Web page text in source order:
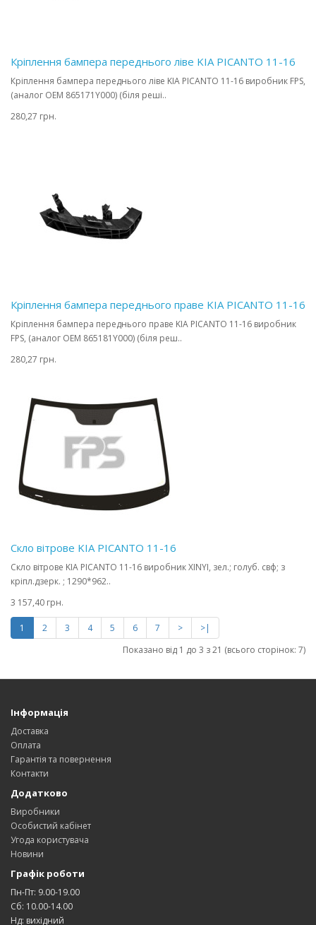
Кріплення бампера переднього ліве KIA PICANTO 11-16
Кріплення бампера переднього ліве KIA PICANTO 11-16 виробник FPS,
(аналог OEM 865171Y000) (біля реші..
280,27 грн.
Кріплення бампера переднього праве KIA PICANTO 11-16
Кріплення бампера переднього праве KIA PICANTO 11-16 виробник
FPS, (аналог OEM 865181Y000) (біля реш..
280,27 грн.
Скло вітрове KIA PICANTO 11-16
Скло вітрове KIA PICANTO 11-16 виробник XINYI, зел.; голуб. свф; з
кріпл.дзерк. ; 1290*962..
3 157,40 грн.
1 2 3 4 5 6 7 >
>|
Показано від 1 до 3 з 21 (всього сторінок: 7)
Інформація
Доставка
Оплата
Гарантія та повернення
Контакти
Додатково
Виробники
Особистий кабінет
Угода користувача
Новини
Графік роботи
Пн-Пт: 9.00-19.00
Сб: 10.00-14.00
Нд: вихідний